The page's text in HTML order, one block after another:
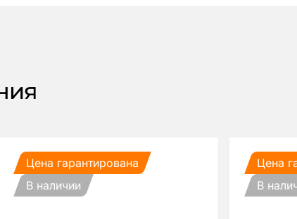
Цена гарантирована
В наличии
Цена
В